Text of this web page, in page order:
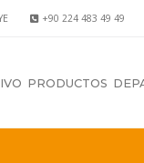
+90 224 483 49 49
PRODUCTOS